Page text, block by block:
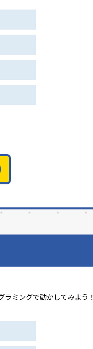
ラミングで動かしてみよう！